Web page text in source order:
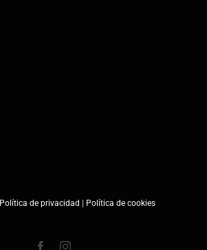
Política de privacidad Política de cookies
FacebookInstagram